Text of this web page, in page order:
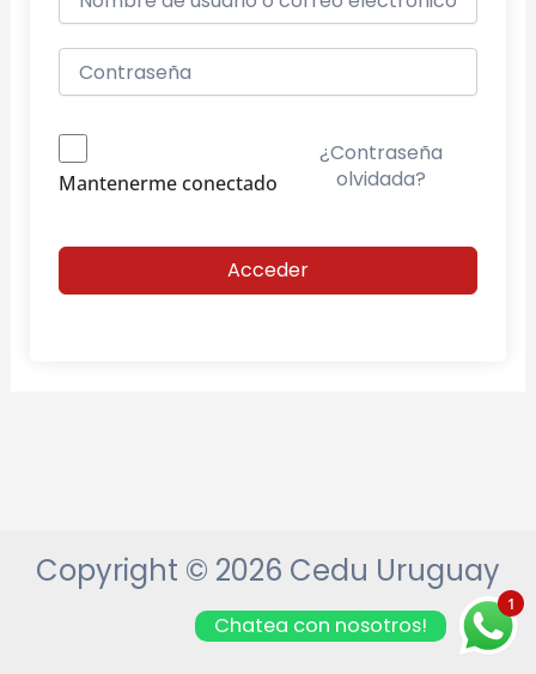
Mantenerme conectado
¿Contraseña
olvidada?
Acceder
Copyright © 2026 Cedu Uruguay
1
Chatea con nosotros!